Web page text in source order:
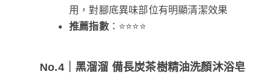
用，對腳底異味部位有明顯清潔效果
推薦指數：⭐⭐⭐⭐
No.4｜黑溜溜 備長炭茶樹精油洗顏沐浴皂